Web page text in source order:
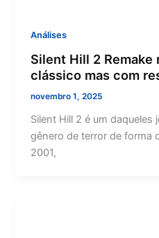
Análises
Silent Hill 2 Remake
clássico mas com
novembro 1, 2025
Silent Hill 2 é um daqueles
gênero de terror de forma
2001,